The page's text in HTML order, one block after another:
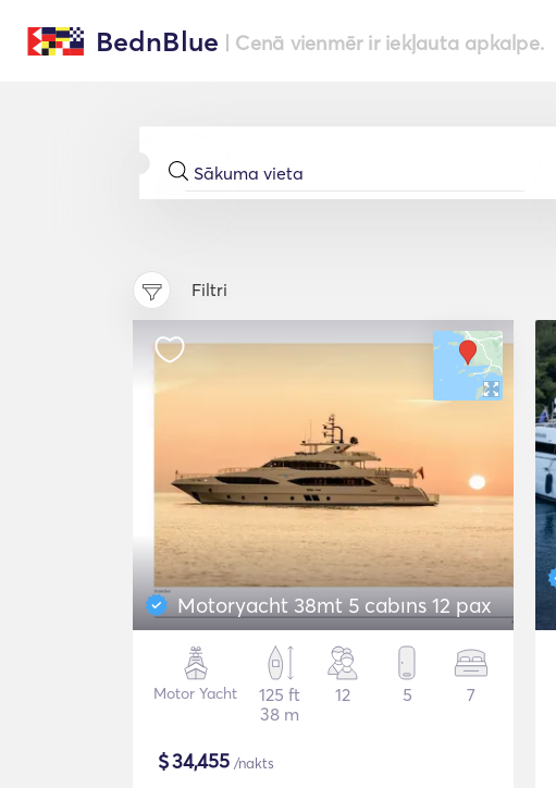
BednBlue | Cenā vienmēr ir iekļauta apkalpe.
Filtri
Motoryacht 38mt 5 cabıns 12 pax
Motor Yacht
125 ft
38 m
12 5 7
$34,455 /nakts